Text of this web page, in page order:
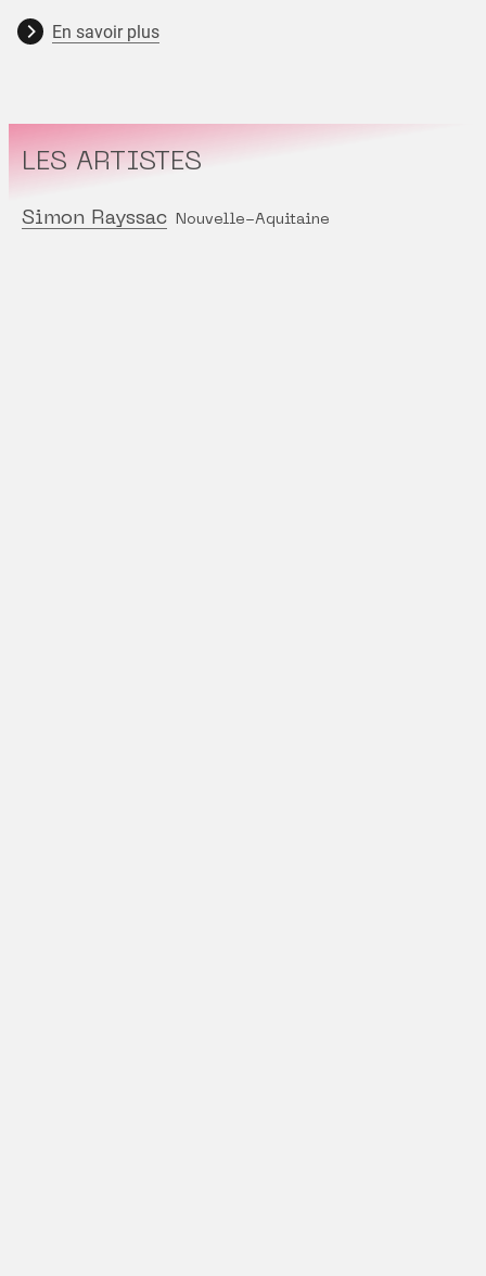
En savoir plus
LES ARTISTES
Simon Rayssac Nouvelle-Aquitaine